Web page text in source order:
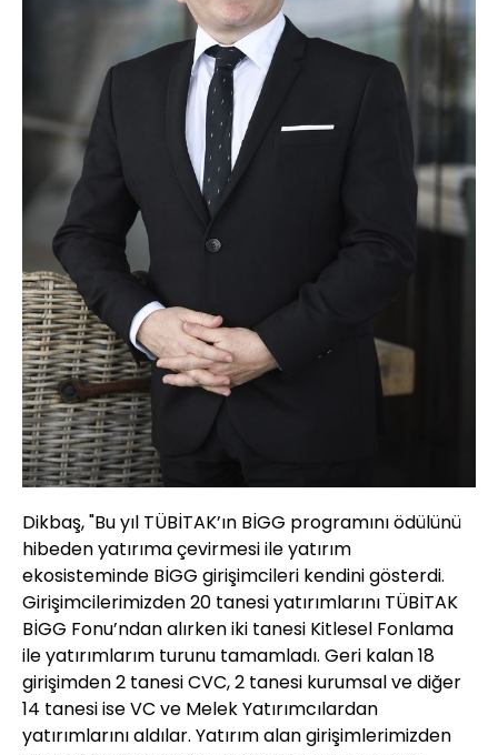
Dikbaş, "Bu yıl TÜBİTAK’ın BİGG programını ödülünü
hibeden yatırıma çevirmesi ile yatırım
ekosisteminde BİGG girişimcileri kendini gösterdi.
Girişimcilerimizden 20 tanesi yatırımlarını TÜBİTAK
BİGG Fonu’ndan alırken iki tanesi Kitlesel Fonlama
ile yatırımlarım turunu tamamladı. Geri kalan 18
girişimden 2 tanesi CVC, 2 tanesi kurumsal ve diğer
14 tanesi ise VC ve Melek Yatırımcılardan
yatırımlarını aldılar. Yatırım alan girişimlerimizden